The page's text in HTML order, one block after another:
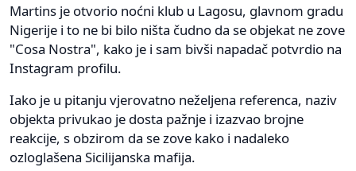
Martins je otvorio noćni klub u Lagosu, glavnom gradu
Nigerije i to ne bi bilo ništa čudno da se objekat ne zove
"Cosa Nostra", kako je i sam bivši napadač potvrdio na
Instagram profilu.
Iako je u pitanju vjerovatno neželjena referenca, naziv
objekta privukao je dosta pažnje i izazvao brojne
reakcije, s obzirom da se zove kako i nadaleko
ozloglašena Sicilijanska mafija.